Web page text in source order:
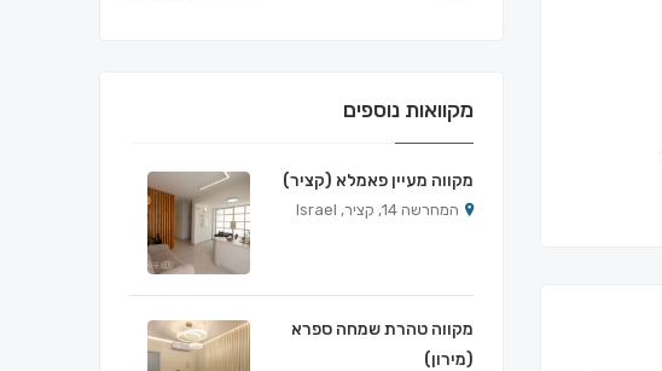
מקוואות נוספים
מקווה מעיין פאמלא (קציר)
המחרשה 14, קציר, Israel
מקווה טהרת שמחה ספרא
(מירון)